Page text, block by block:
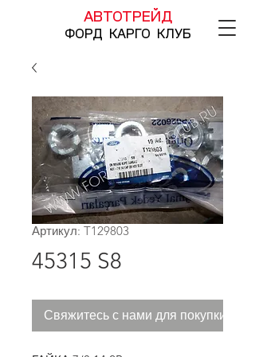
АВТОТРЕЙД
ФОРД КАРГО КЛУБ
Артикул: T129803
45315 S8
Свяжитесь с нами для покупки